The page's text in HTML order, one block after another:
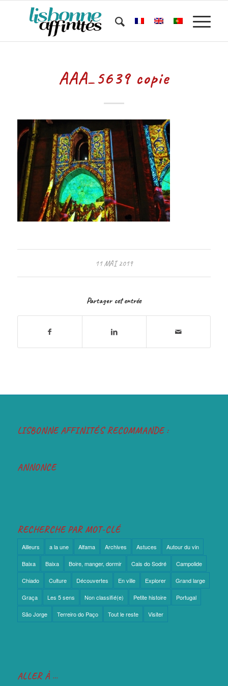
AAA_5639 copie
11 MAI 2019
Partager cet entrée
LISBONNE AFFINITÉS RECOMMANDE :
ANNONCE
RECHERCHE PAR MOT-CLÉ
Ailleurs a la une Alfama Archives Astuces Autour du vin
Baixa Baixa Boire, manger, dormir Cais do Sodré Campolide
Chiado Culture Découvertes En ville Explorer Grand large
Graça Les 5 sens Non classifié(e) Petite histoire Portugal
São Jorge Terreiro do Paço Tout le reste Visiter
ALLER À …